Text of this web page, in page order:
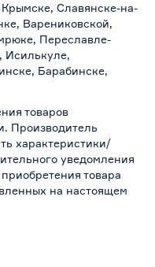
Славянске-на-
Варениковской,
Переславле-
Исилькуле,
Барабинске,
товаров
Производитель
характеристики/
уведомления
товара
на настоящем